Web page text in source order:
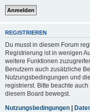
REGISTRIEREN
Du musst in diesem Forum
Registrierung ist in wenigen
weitere Funktionen
Benutzern auch zusätzliche
Nutzungsbedingungen und
registrierst. Bitte beachte
diesem Board bewegst.
Nutzungsbedingungen |